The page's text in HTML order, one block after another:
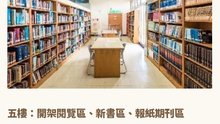
五樓：開架閱覽區、新書區、報紙期刊區